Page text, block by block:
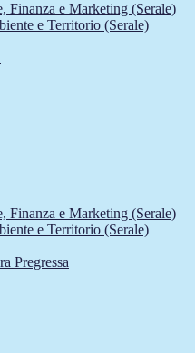
Finanza e Marketing (Serale)
e Territorio (Serale)
Finanza e Marketing (Serale)
e Territorio (Serale)
Pregressa